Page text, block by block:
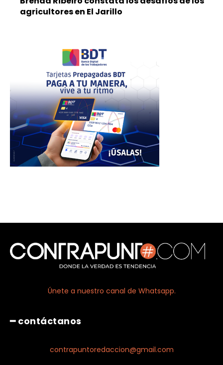
agricultores en El Jarillo
Únete a nuestro canal de Whatsapp.
━ contáctanos
contrapuntoredaccion@gmail.com